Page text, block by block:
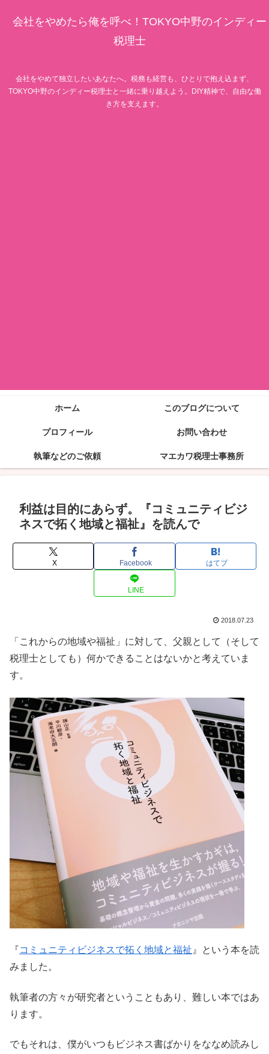
会社をやめたら俺を呼べ！TOKYO中野のインディー
税理士
会社をやめて独立したいあなたへ。税務も経営も、ひとりで抱え込まず、
TOKYO中野のインディー税理士と一緒に乗り越えよう。DIY精神で、自由な働
き方を支えます。
ホーム このブログについて
プロフィール お問い合わせ
執筆などのご依頼 マエカワ税理士事務所
利益は目的にあらず。『コミュニティビジ
ネスで拓く地域と福祉』を読んで
X Facebook はてブ
LINE
2018.07.23
「これからの地域や福祉」に対して、父親として（そして
税理士としても）何かできることはないかと考えていま
す。
『コミュニティビジネスで拓く地域と福祉 』という本を読
みました。
執筆者の方々が研究者ということもあり、難しい本ではあ
ります。
でもそれは、僕がいつもビジネス書ばかりをななめ読みし